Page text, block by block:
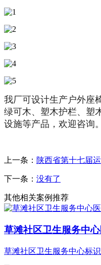
我厂可设计生产户外座
绿可木、塑木护栏、塑
设施等产品，欢迎咨询。
上一条： 陕西省第十七届
下一条： 没有了
其他相关案例推荐
草滩社区卫生服务中
草滩社区卫生服务中心标